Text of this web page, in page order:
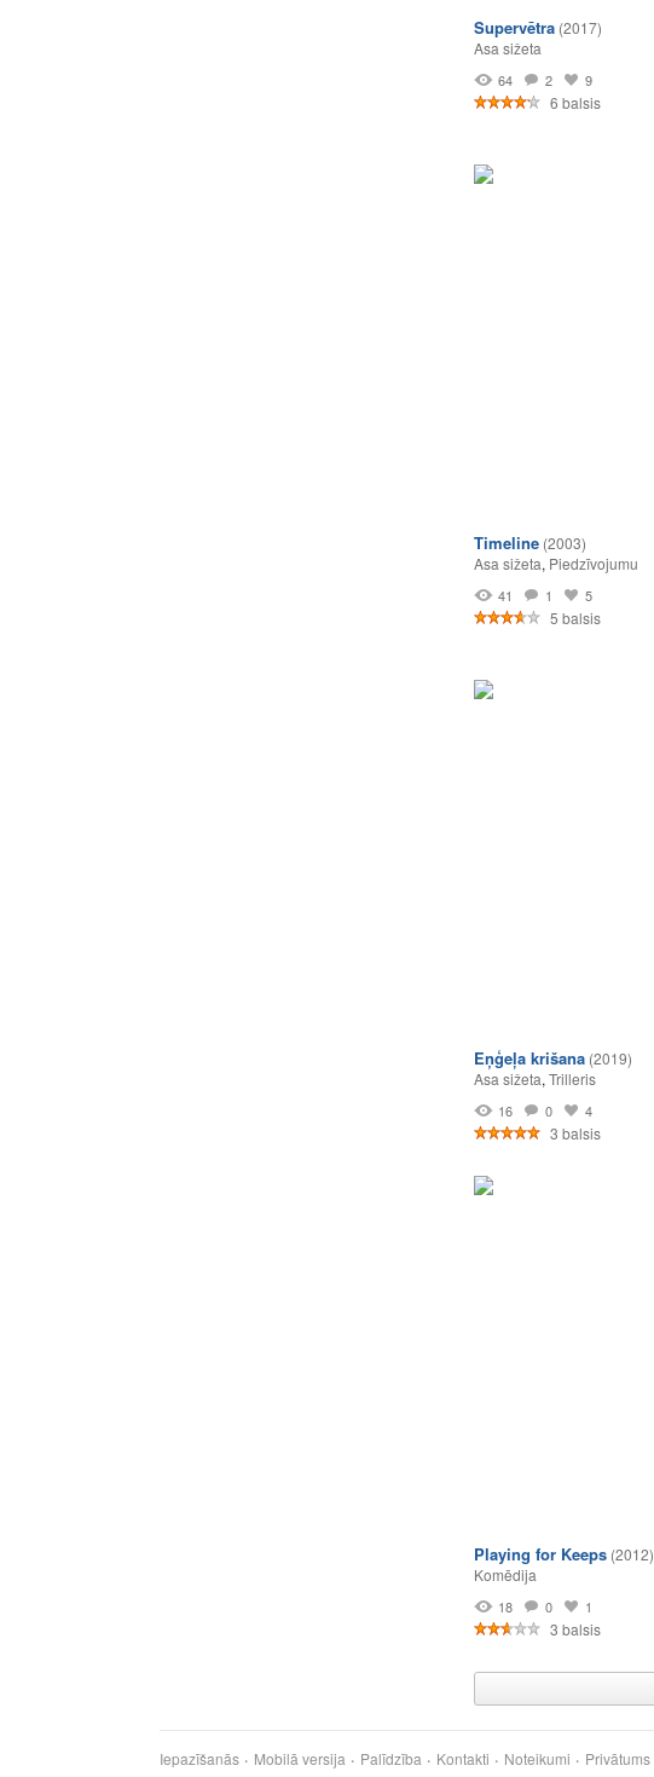
Supervētra (2017)
Asa sižeta
64 2 9
6 balsis
Timeline (2003)
Asa sižeta, Piedzīvojumu
41 1 5
5 balsis
Eņģeļa krišana (2019)
Asa sižeta, Trilleris
16 0 4
3 balsis
Playing for Keeps (2012)
Komēdija
18 0 1
3 balsis
Iepazīšanās Mobilā versija Palīdzība Kontakti Noteikumi Privātums